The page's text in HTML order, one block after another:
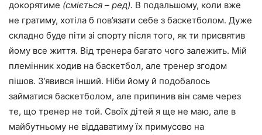
докорятиме (сміється – ред). В подальшому, коли вже
не гратиму, хотіла б пов’язати себе з баскетболом. Дуже
складно буде піти зі спорту після того, як ти присвятив
йому все життя. Від тренера багато чого залежить. Мій
племінник ходив на баскетбол, але тренер згодом
пішов. З’явився інший. Ніби йому й подобалось
займатися баскетболом, але припинив він саме через
те, що тренер не той. Своїх дітей я ще не маю, але в
майбутньому не віддаватиму їх примусово на